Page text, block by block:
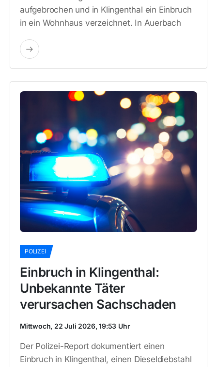
aufgebrochen und in Klingenthal ein Einbruch
in ein Wohnhaus verzeichnet. In Auerbach
POLIZEI
Einbruch in Klingenthal:
Unbekannte Täter
verursachen Sachschaden
Mittwoch, 22 Juli 2026, 19:53 Uhr
Der Polizei-Report dokumentiert einen
Einbruch in Klingenthal, einen Dieseldiebstahl